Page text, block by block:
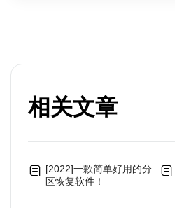
相关文章
[2022]一款简单好用的分
区恢复软件！